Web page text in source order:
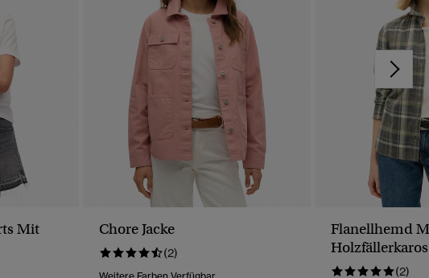
Mit
Chore Jacke
(2)
Flanellhemd
Holzfällerkaros
(2)